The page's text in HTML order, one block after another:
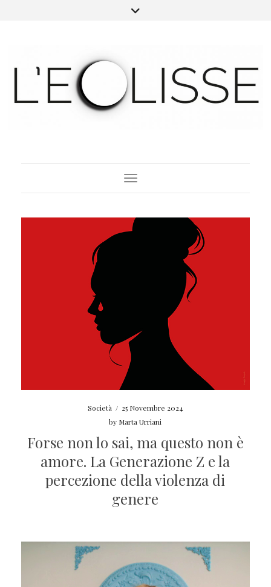
Toggle Navigation
Società / 25 Novembre 2024
by Marta Urriani
Forse non lo sai, ma questo non è
amore. La Generazione Z e la
percezione della violenza di
genere